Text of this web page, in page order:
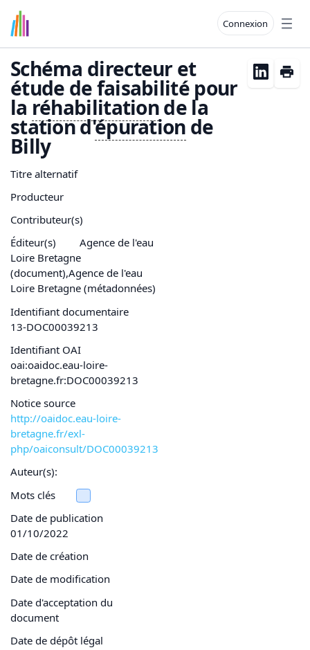
Connexion
Schéma directeur et
étude de faisabilité pour
la réhabilitationde la
station d'épuration de
Billy
Titre alternatif
Producteur
Contributeur(s)
Éditeur(s)
Agence de l'eau
Loire Bretagne
(document),Agence de l'eau
Loire Bretagne (métadonnées)
Identifiant documentaire
13-DOC00039213
Identifiant OAI
oai:oaidoc.eau-loire-
bretagne.fr:DOC00039213
Notice source
http://oaidoc.eau-loire-
bretagne.fr/exl-
php/oaiconsult/DOC00039213
Auteur(s):
Mots clés
Date de publication
01/10/2022
Date de création
Date de modification
Date d'acceptation du
document
Date de dépôt légal